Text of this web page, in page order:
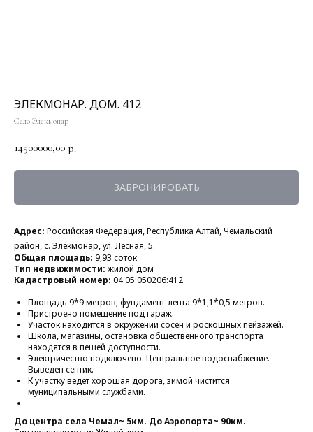
ЭЛЕКМОНАР. ДОМ. 412
Село Элекмонар
14500000,00 р.
ЗАБРОНИРОВАТЬ
Адрес: Российская Федерация, Республика Алтай, Чемальский
район, с. Элекмонар, ул. Лесная, 5.
Общая площадь: 9,93 соток
Тип недвижимости: жилой дом
Кадастровый номер: 04:05:050206:412
Площадь 9*9 метров; фундамент-лента 9*1,1*0,5 метров.
Пристроено помещение под гараж.
Участок находится в окружении сосен и роскошных пейзажей.
Школа, магазины, остановка общественного транспорта
находятся в пешей доступности.
Электричество подключено. Центральное водоснабжение.
Выведен септик.
К участку ведет хорошая дорога, зимой чистится
муниципальными службами.
До центра села Чемал~ 5км. До Аэропорта~ 90км.